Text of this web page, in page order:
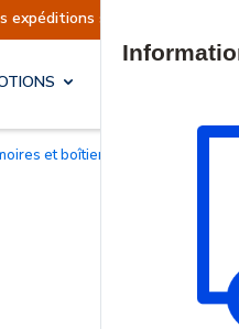
actuellement suspendues
et boîtiers